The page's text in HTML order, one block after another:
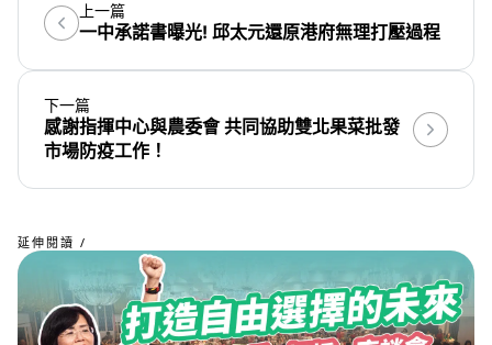
上一篇
一中承諾書曝光! 邱太元還原港府無理打壓過程
下一篇
感謝指揮中心與農委會 共同協助雙北果菜批發
市場防疫工作！
延伸閱讀 /